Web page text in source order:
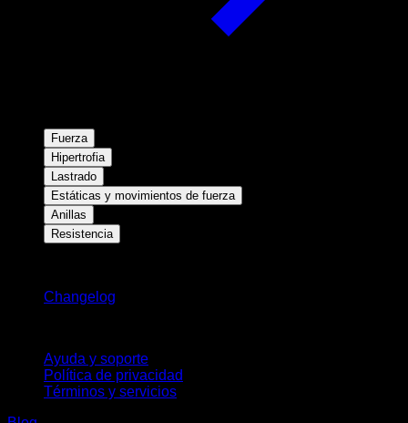
Fuerza
Hipertrofia
Lastrado
Estáticas y movimientos de fuerza
Anillas
Resistencia
Changelog
Ayuda y soporte
Política de privacidad
Términos y servicios